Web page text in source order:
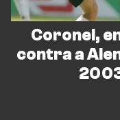
Coronel,
contra a